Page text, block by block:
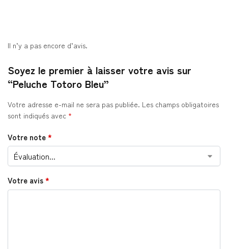
Il n’y a pas encore d’avis.
Soyez le premier à laisser votre avis sur
“Peluche Totoro Bleu”
Votre adresse e-mail ne sera pas publiée. Les champs obligatoires
sont indiqués avec *
Votre note*
Votre avis*